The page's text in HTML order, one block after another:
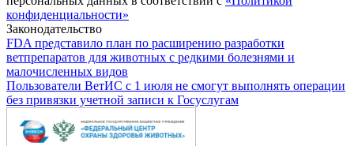
конфиденциальности»
Законодательство
FDA представило план по расширению разработки
ветпрепаратов для животных с редкими болезнями и
малочисленных видов
Пользователи ВетИС с 1 июля не смогут выполнять операции
без привязки учетной записи к Госуслугам